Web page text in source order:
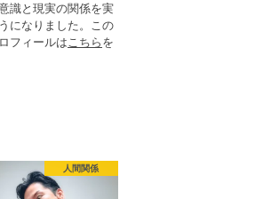
識と現実の関係を実
になりました。この
フィールは こちら を
人間関係